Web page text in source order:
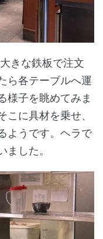
きな鉄板で注文
ら各テーブルへ運
様子を眺めてみま
こに具材を乗せ、
ようです。ヘラで
した。